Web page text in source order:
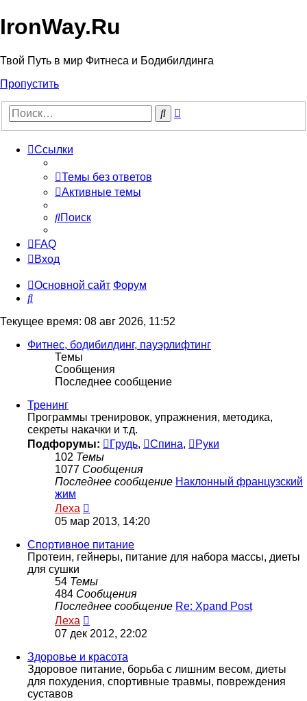
IronWay.Ru
Твой Путь в мир Фитнеса и Бодибилдинга
Пропустить
Поиск
Ссылки
Темы без ответов
Активные темы
Поиск
FAQ
Вход
Основной сайт Форум
Поиск
Текущее время: 08 авг 2026, 11:52
Фитнес, бодибилдинг, пауэрлифтинг
Темы
Сообщения
Последнее сообщение
Тренинг
Программы тренировок, упражнения, методика,
секреты накачки и т.д.
Подфорумы:
Грудь, Спина,
Руки
102 Темы
1077 Сообщения
Последнее сообщение Наклонный французский
жим
Леха
к
сообщению
05 мар 2013, 14:20
Спортивное питание
Протеин, гейнеры, питание для набора массы, диеты
для сушки
54 Темы
484 Сообщения
Последнее сообщение Re: Xpand Post
Леха
к
сообщению
07 дек 2012, 22:02
Здоровье и красота
Здоровое питание, борьба с лишним весом, диеты
для похудения, спортивные травмы, повреждения
суставов